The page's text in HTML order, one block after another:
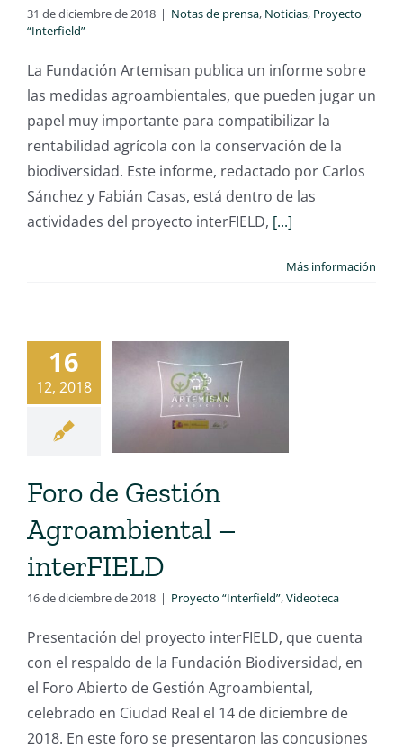
31 de diciembre de 2018 | Notas de prensa, Noticias, Proyecto
“Interfield”
La Fundación Artemisan publica un informe sobre
las medidas agroambientales, que pueden jugar un
papel muy importante para compatibilizar la
rentabilidad agrícola con la conservación de la
biodiversidad. Este informe, redactado por Carlos
Sánchez y Fabián Casas, está dentro de las
actividades del proyecto interFIELD, [...]
Más información
16
12, 2018
Foro de Gestión
Agroambiental –
interFIELD
16 de diciembre de 2018 | Proyecto “Interfield”,Videoteca
Presentación del proyecto interFIELD, que cuenta
con el respaldo de la Fundación Biodiversidad, en
el Foro Abierto de Gestión Agroambiental,
celebrado en Ciudad Real el 14 de diciembre de
2018. En este foro se presentaron las concusiones